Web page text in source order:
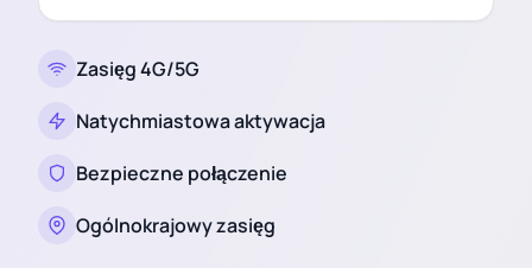
Zasięg 4G/5G
Natychmiastowa aktywacja
Bezpieczne połączenie
Ogólnokrajowy zasięg